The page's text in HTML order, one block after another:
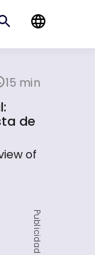
15 min
de
of
Publicidad